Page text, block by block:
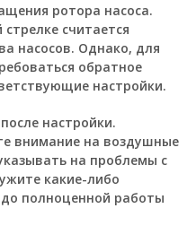
ротора насоса.
считается
насосов. Однако, для
обратное
настройки.
настройки.
внимание на воздушные
на проблемы с
какие-либо
до полноценной работы